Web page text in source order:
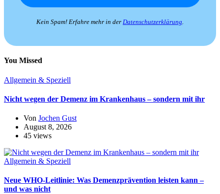
Kein Spam! Erfahre mehr in der Datenschutzerklärung.
You Missed
Allgemein & Speziell
Nicht wegen der Demenz im Krankenhaus – sondern mit ihr
Von Jochen Gust
August 8, 2026
45 views
Allgemein & Speziell
Neue WHO-Leitlinie: Was Demenzprävention leisten kann –
und was nicht